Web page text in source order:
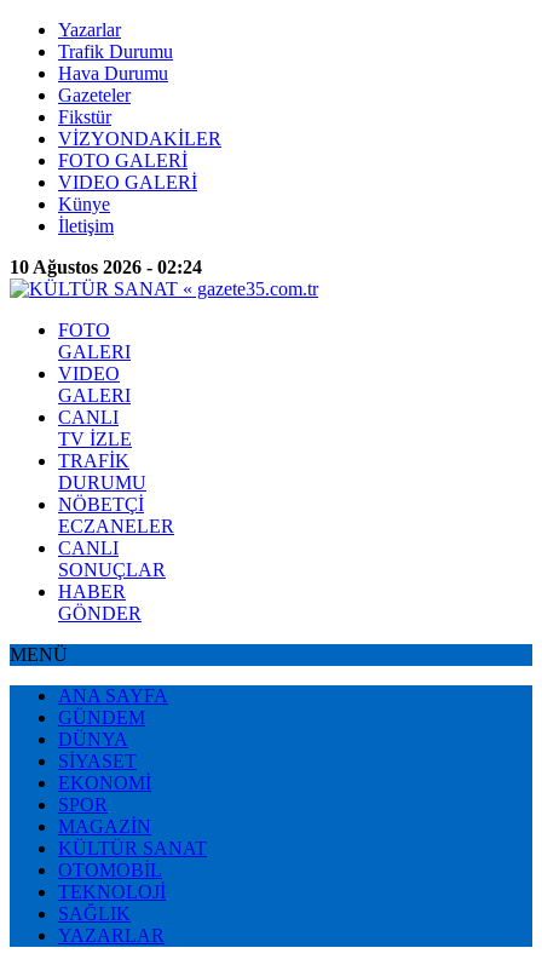
Yazarlar
Trafik Durumu
Hava Durumu
Gazeteler
Fikstür
VİZYONDAKİLER
FOTO GALERİ
VIDEO GALERİ
Künye
İletişim
10 Ağustos 2026 - 02:24
FOTO
GALERI
VIDEO
GALERI
CANLI
TV İZLE
TRAFİK
DURUMU
NÖBETÇİ
ECZANELER
CANLI
SONUÇLAR
HABER
GÖNDER
MENÜ
ANA SAYFA
GÜNDEM
DÜNYA
SİYASET
EKONOMİ
SPOR
MAGAZİN
KÜLTÜR SANAT
OTOMOBİL
TEKNOLOJİ
SAĞLIK
YAZARLAR